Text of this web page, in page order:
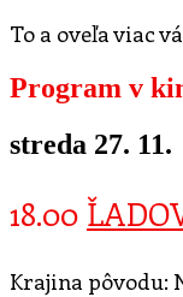
To a oveľa viac
Program v
streda 27. 11.
18.00
Krajina pôvodu: